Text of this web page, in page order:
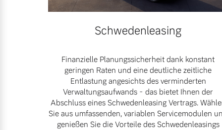
Entdecken Sie unsere saisonalen
Mehr erfahren
Finanzierung & Leasing
Schwedenleasing
Finanzielle Planungssicherheit dank konstant
geringen Raten und eine deutliche zeitliche
Entlastung angesichts des verminderten
Verwaltungsaufwands - das bietet Ihnen der
Abschluss eines Schwedenleasing Vertrags.
Sie aus umfassenden, variablen Servicemodulen
genießen Sie die Vorteile des Schwedenleasings